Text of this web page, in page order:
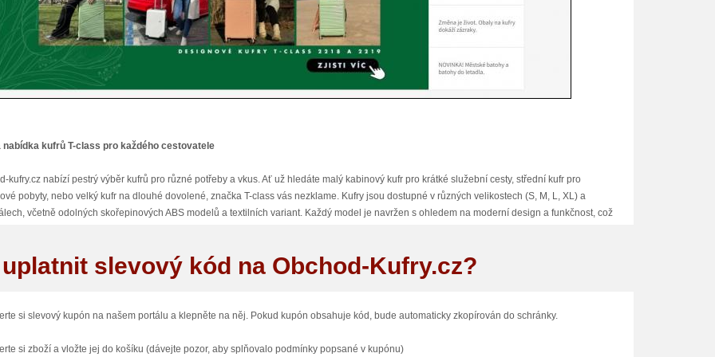
nabídka kufrů T-class pro každého cestovatele
kufry.cz nabízí pestrý výběr kufrů pro různé potřeby a vkus. Ať už hledáte malý kabinový kufr pro krátké služební cesty, střední kufr pro
pobyty, nebo velký kufr na dlouhé dovolené, značka T-class vás nezklame. Kufry jsou dostupné v různých velikostech (S, M, L, XL) a
včetně odolných skořepinových ABS modelů a textilních variant. Každý model je navržen s ohledem na moderní design a funkčnost, což
doplňky a náhradní díly
částí je díky tomu snadná a nemusíte investovat do nového kufru, pokud váš stávající potřebuje jen drobnou údržbu. Navíc si můžete
slevový kód na Obchod-Kufry.cz?
si slevový kupón na našem portálu a klepněte na něj. Pokud kupón obsahuje kód, bude automaticky zkopírován do schránky.
si zboží a vložte jej do košíku (dávejte pozor, aby splňovalo podmínky popsané v kupónu)